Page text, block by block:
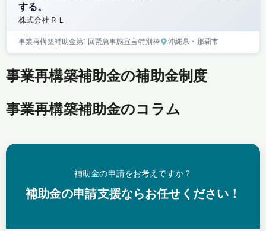
する。
株式会社ＲＬ
事業再構築補助金第1回緊急事態宣言特別枠 沖縄県 ・那覇市
事業再構築補助金の補助金制度
事業再構築補助金のコラム
補助金の申請をお考えですか？
補助金の申請支援ならお任せください！